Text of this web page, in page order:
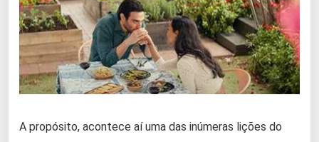
A propósito, acontece aí uma das inúmeras lições do